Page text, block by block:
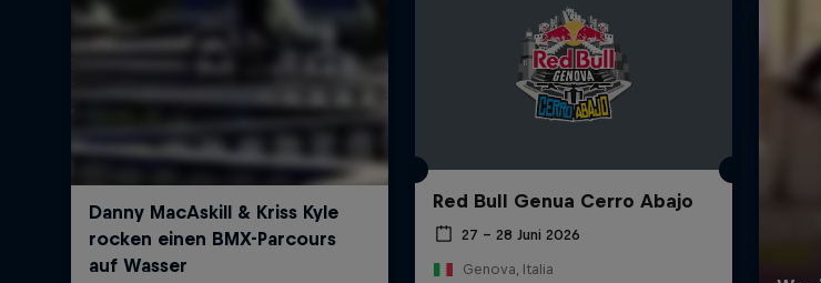
Red Bull Genua Cerro Abajo
27 – 28 Juni 2026
Genova, Italia